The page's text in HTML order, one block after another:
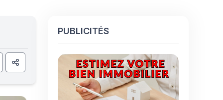
PUBLICITÉS